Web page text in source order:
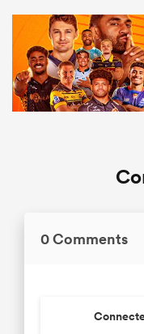
0 Comments